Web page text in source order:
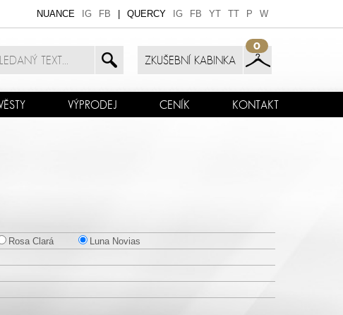
NUANCE IG FB QUERCY IG FB YT TT P W
0
ZKUŠEBNÍ KABINKA
VÝPRODEJ CENÍK KONTAKT
Rosa Clará
Luna Novias